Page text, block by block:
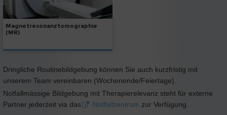
Magnetresonanztomographie
(MR)
Dringliche Routinebildgebung können Sie auch kurzfristig mit
unserem Team vereinbaren (Wochenende/Feiertage).
Notfallmässige Bildgebung mit Therapierelevanz steht für externe
Partner jederzeit via das
Notfallzentrum zur Verfügung.